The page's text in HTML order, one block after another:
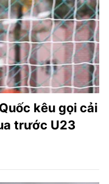
kêu gọi cải
trước U23